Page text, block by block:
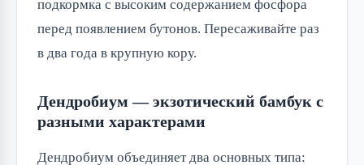
подкормка с высоким содержанием фосфора
перед появлением бутонов. Пересаживайте раз
в два года в крупную кору.
Дендробиум — экзотический бамбук с
разными характерами
Дендробиум объединяет два основных типа: